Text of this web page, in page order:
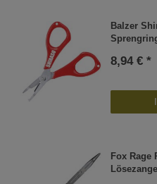
Balzer
8,94 € *
Fox Rage
Lösezange